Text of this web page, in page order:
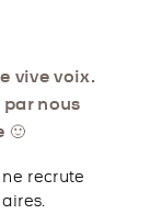
vive voix.
par nous
🙂
recrute